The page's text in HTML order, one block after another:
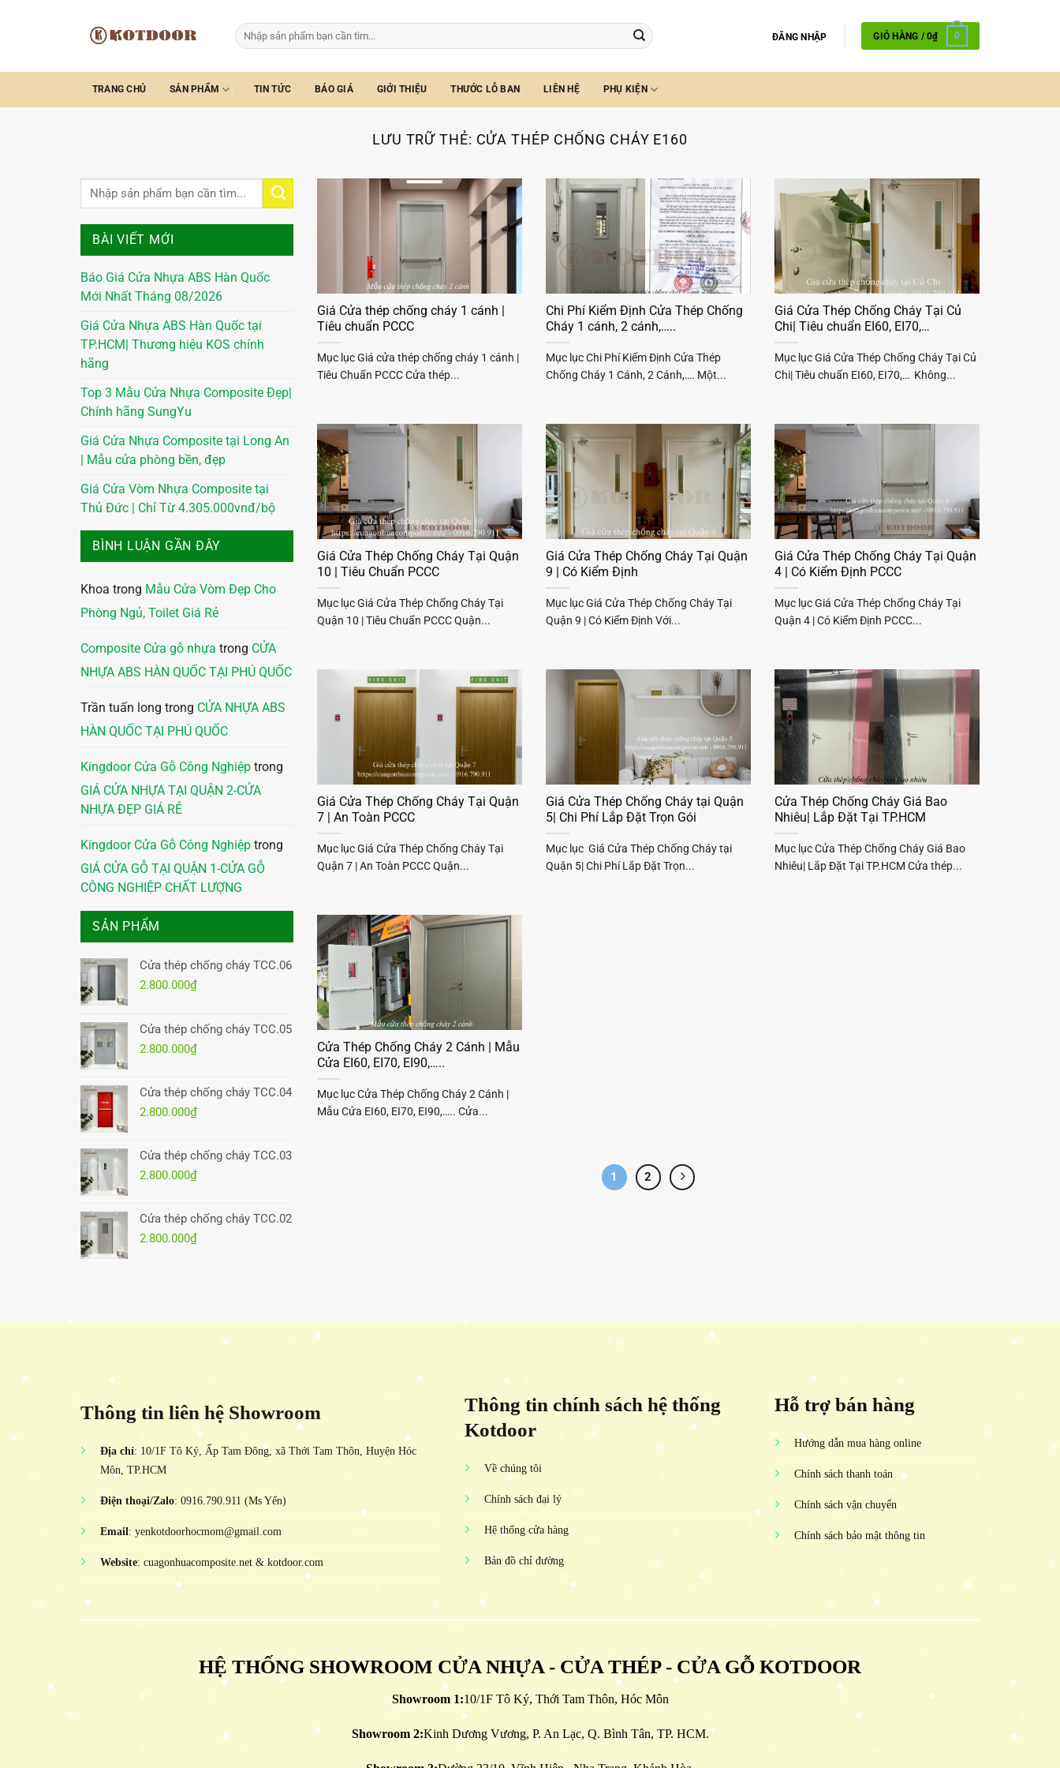
Tìm
kiếm:
ĐĂNG NHẬP GIỎ HÀNG /0₫ 0
TRANG CHỦ SẢN PHẨM TIN TỨC BÁO GIÁ GIỚI THIỆU THƯỚC LỖ BAN LIÊN HỆ PHỤ KIỆN
LƯU TRỮ THẺ: CỬA THÉP CHỐNG CHÁY E160
BÀI VIẾT MỚI
Báo Giá Cửa Nhựa ABS Hàn Quốc
Mới Nhất Tháng 08/2026
Giá Cửa Nhựa ABS Hàn Quốc tại
TP.HCM| Thương hiệu KOS chính
hãng
Top 3 Mẫu Cửa Nhựa Composite Đẹp|
Chính hãng SungYu
Giá Cửa Nhựa Composite tại Long An
| Mẫu cửa phòng bền, đẹp
Giá Cửa Vòm Nhựa Composite tại
Thủ Đức | Chỉ Từ 4.305.000vnđ/bộ
BÌNH LUẬN GẦN ĐÂY
Khoa trong Mẫu Cửa Vòm Đẹp Cho
Phòng Ngủ, Toilet Giá Rẻ
Composite Cửa gỗ nhựa trong CỬA
NHỰA ABS HÀN QUỐC TẠI PHÚ QUỐC
Trần tuấn long trong CỬA NHỰA ABS
HÀN QUỐC TẠI PHÚ QUỐC
Kingdoor Cửa Gỗ Công Nghiệp trong
GIÁ CỬA NHỰA TẠI QUẬN 2-CỬA
NHỰA ĐẸP GIÁ RẺ
Kingdoor Cửa Gỗ Công Nghiệp trong
GIÁ CỬA GỖ TẠI QUẬN 1-CỬA GỖ
CÔNG NGHIỆP CHẤT LƯỢNG
SẢN PHẨM
Cửa thép chống cháy TCC.06
2.800.000₫
Cửa thép chống cháy TCC.05
2.800.000₫
Cửa thép chống cháy TCC.04
2.800.000₫
Cửa thép chống cháy TCC.03
2.800.000₫
Cửa thép chống cháy TCC.02
2.800.000₫
Giá Cửa thép chống cháy 1 cánh |
Tiêu chuẩn PCCC
Mục lục Giá cửa thép chống cháy 1 cánh |
Tiêu Chuẩn PCCC Cửa thép...
Chi Phí Kiểm Định Cửa Thép Chống
Cháy 1 cánh, 2 cánh,…..
Mục lục Chi Phí Kiểm Định Cửa Thép
Chống Cháy 1 Cánh, 2 Cánh,…. Một...
Giá Cửa Thép Chống Cháy Tại Củ
Chi| Tiêu chuẩn EI60, EI70,…
Mục lục Giá Cửa Thép Chống Cháy Tại Củ
Chi| Tiêu chuẩn EI60, EI70,… Không...
Giá Cửa Thép Chống Cháy Tại Quận
10 | Tiêu Chuẩn PCCC
Mục lục Giá Cửa Thép Chống Cháy Tại
Quận 10 | Tiêu Chuẩn PCCC Quận...
Giá Cửa Thép Chống Cháy Tại Quận
9 | Có Kiểm Định
Mục lục Giá Cửa Thép Chống Cháy Tại
Quận 9 | Có Kiểm Định Với...
Giá Cửa Thép Chống Cháy Tại Quận
4 | Có Kiểm Định PCCC
Mục lục Giá Cửa Thép Chống Cháy Tại
Quận 4 | Có Kiểm Định PCCC...
Giá Cửa Thép Chống Cháy Tại Quận
7 | An Toàn PCCC
Mục lục Giá Cửa Thép Chống Cháy Tại
Quận 7 | An Toàn PCCC Quận...
Giá Cửa Thép Chống Cháy tại Quận
5| Chi Phí Lắp Đặt Trọn Gói
Mục lục Giá Cửa Thép Chống Cháy tại
Quận 5| Chi Phí Lắp Đặt Trọn...
Cửa Thép Chống Cháy Giá Bao
Nhiêu| Lắp Đặt Tại TP.HCM
Mục lục Cửa Thép Chống Cháy Giá Bao
Nhiêu| Lắp Đặt Tại TP.HCM Cửa thép...
Cửa Thép Chống Cháy 2 Cánh | Mẫu
Cửa EI60, EI70, EI90,…..
Mục lục Cửa Thép Chống Cháy 2 Cánh |
Mẫu Cửa EI60, EI70, EI90,….. Cửa...
1 2
Thông tin liên hệ Showroom
Địa chỉ: 10/1F Tô Ký, Ấp Tam Đông, xã Thới Tam Thôn, Huyện Hóc
Môn, TP.HCM
Điện thoại/Zalo: 0916.790.911 (Ms Yến)
Email: yenkotdoorhocmom@gmail.com
Website: cuagonhuacomposite.net & kotdoor.com
Thông tin chính sách hệ thống
Kotdoor
Về chúng tôi
Chính sách đại lý
Hệ thống cửa hàng
Bản đồ chỉ đường
Hỗ trợ bán hàng
Hướng dẫn mua hàng online
Chính sách thanh toán
Chính sách vận chuyển
Chính sách bảo mật thông tin
HỆ THỐNG SHOWROOM CỬA NHỰA - CỬA THÉP - CỬA GỖ KOTDOOR
Showroom 1:10/1F Tô Ký, Thới Tam Thôn, Hóc Môn
Showroom 2:Kinh Dương Vương, P. An Lạc, Q. Bình Tân, TP. HCM.